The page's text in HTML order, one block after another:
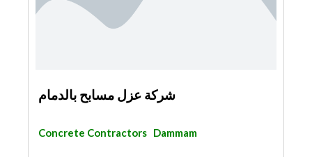
شركة عزل مسابح بالدمام
Concrete Contractors Dammam